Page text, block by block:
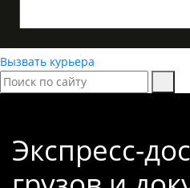
Вызвать курьера
Экспресс-